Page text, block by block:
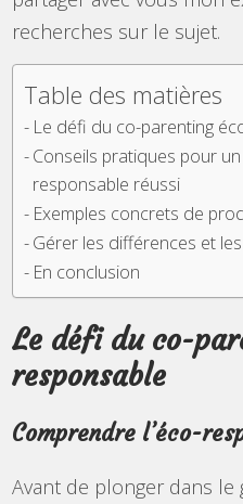
recherches sur le sujet.
Table des matières
Le défi du co-parenting
Conseils pratiques pour
responsable réussi
Exemples concrets de
Gérer les différences et
En conclusion
Le défi du co-
responsable
Comprendre l’éco-
Avant de plonger dans le